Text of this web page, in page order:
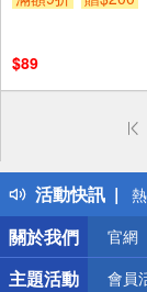
$89
活動快訊
關於我們
官網
主題活動 會員